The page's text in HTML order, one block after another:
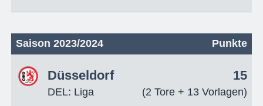
Saison 2023/2024 Punkte
Düsseldorf
DEL: Liga
15
(2 Tore + 13 Vorlagen)